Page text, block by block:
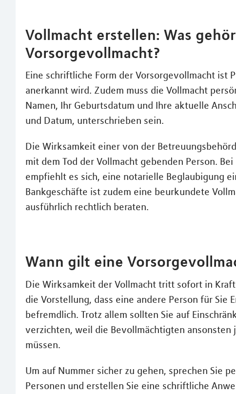
Vollmacht erstellen: Was
Vorsorgevollmacht?
Eine schriftliche Form der Vorsorgevollmacht ist
anerkannt wird. Zudem muss die Vollmacht
Namen, Ihr Geburtsdatum und Ihre aktuelle
und Datum, unterschrieben sein.
Die Wirksamkeit einer von der
mit dem Tod der Vollmacht gebenden Person.
empfiehlt es sich, eine notarielle Beglaubigung
Bankgeschäfte ist zudem eine beurkundete
ausführlich rechtlich beraten.
Wann gilt eine
Die Wirksamkeit der Vollmacht tritt sofort in
die Vorstellung, dass eine andere Person für
befremdlich. Trotz allem sollten Sie auf
verzichten, weil die Bevollmächtigten ansonsten
müssen.
Um auf Nummer sicher zu gehen, sprechen Sie
Personen und erstellen Sie eine schriftliche